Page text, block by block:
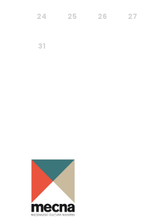
24 25 26 27
31